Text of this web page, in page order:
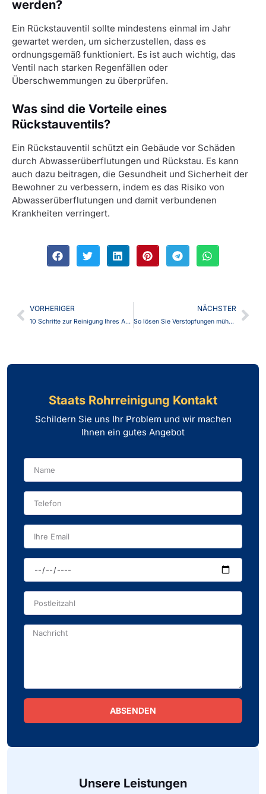
werden?
Ein Rückstauventil sollte mindestens einmal im Jahr
gewartet werden, um sicherzustellen, dass es
ordnungsgemäß funktioniert. Es ist auch wichtig, das
Ventil nach starken Regenfällen oder
Überschwemmungen zu überprüfen.
Was sind die Vorteile eines
Rückstauventils?
Ein Rückstauventil schützt ein Gebäude vor Schäden
durch Abwasserüberflutungen und Rückstau. Es kann
auch dazu beitragen, die Gesundheit und Sicherheit der
Bewohner zu verbessern, indem es das Risiko von
Abwasserüberflutungen und damit verbundenen
Krankheiten verringert.
VORHERIGER
10 Schritte zur Reinigung Ihres Abflusses mit Soda für eine effektive Reinigung
NÄCHSTER
So lösen Sie Verstopfungen mühelos mit Drain Free Liquid
Staats Rohrreinigung Kontakt
Schildern Sie uns Ihr Problem und wir machen
Ihnen ein gutes Angebot
ABSENDEN
Unsere Leistungen